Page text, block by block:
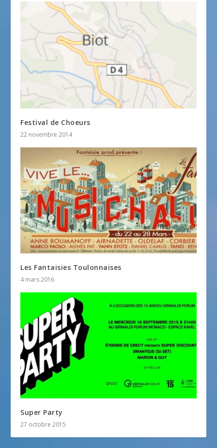
Festival de Choeurs
22 novembre 2014
Les Fantaisies Toulonnaises
4 mars 2016
Super Party
27 octobre 2015